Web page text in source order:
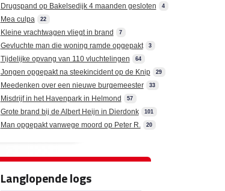
Drugspand op Bakelsedijk 4 maanden gesloten 4
Mea culpa 22
Kleine vrachtwagen vliegt in brand 7
Gevluchte man die woning ramde opgepakt 3
Tijdelijke opvang van 110 vluchtelingen 64
Jongen opgepakt na steekincident op de Knip 29
Meedenken over een nieuwe burgemeester 33
Misdrijf in het Havenpark in Helmond 57
Grote brand bij de Albert Heijn in Dierdonk 101
Man opgepakt vanwege moord op Peter R. 20
Langlopende logs